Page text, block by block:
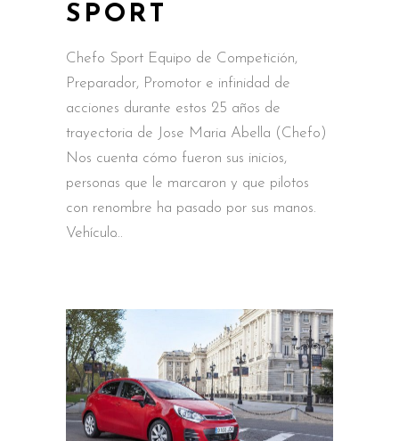
SPORT
Chefo Sport Equipo de Competición,
Preparador, Promotor e infinidad de
acciones durante estos 25 años de
trayectoria de Jose Maria Abella (Chefo)
Nos cuenta cómo fueron sus inicios,
personas que le marcaron y que pilotos
con renombre ha pasado por sus manos.
Vehículo